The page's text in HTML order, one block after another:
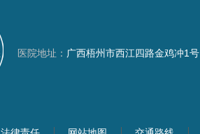
医院地址： 广西梧州市西江四路金鸡冲1号